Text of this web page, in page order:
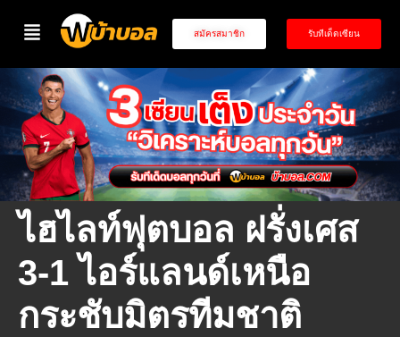
สมัครสมาชิก รับทีเด็ดเซียน
ไฮไลท์ฟุตบอล ฝรั่งเศส
3-1 ไอร์แลนด์เหนือ
กระชับมิตรทีมชาติ